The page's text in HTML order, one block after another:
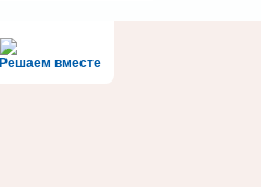
Решаем вместе